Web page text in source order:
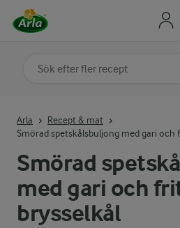
Smörad
med gari och
brysselkål
Arla
Recept & mat
Smörad spetskålsbuljong med gari och
Sök på kategori eller ingrediens